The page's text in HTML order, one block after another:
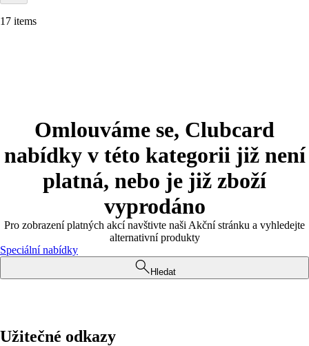
17 items
Omlouváme se, Clubcard
nabídky v této kategorii již není
platná, nebo je již zboží
vyprodáno
Pro zobrazení platných akcí navštivte naši Akční stránku a vyhledejte
alternativní produkty
Speciální nabídky
Hledat
Užitečné odkazy